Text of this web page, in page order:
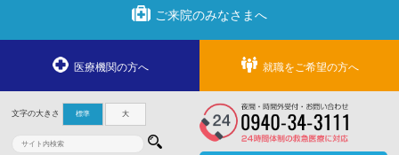
ご来院のみなさまへ
医療機関の方へ 就職をご希望の方へ
文字の大きさ 標準 大